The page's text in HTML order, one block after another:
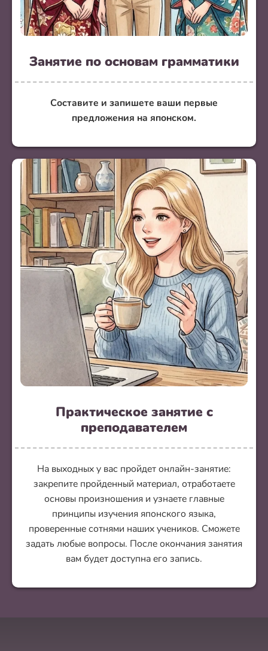
Занятие по основам грамматики
Составите и запишете ваши первые
предложения на японском.
Практическое занятие с
преподавателем
На выходных у вас пройдет онлайн-занятие:
закрепите пройденный материал, отработаете
основы произношения и узнаете главные
принципы изучения японского языка,
проверенные сотнями наших учеников. Сможете
задать любые вопросы. После окончания занятия
вам будет доступна его запись.